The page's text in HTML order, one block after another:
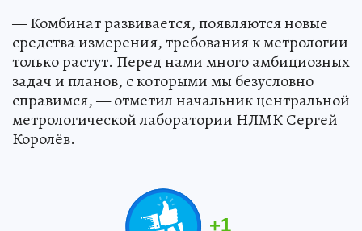
— Комбинат развивается, появляются новые
средства измерения, требования к метрологии
только растут. Перед нами много амбициозных
задач и планов, с которыми мы безусловно
справимся, — отметил начальник центральной
метрологической лаборатории НЛМК Сергей
Королёв.
+1